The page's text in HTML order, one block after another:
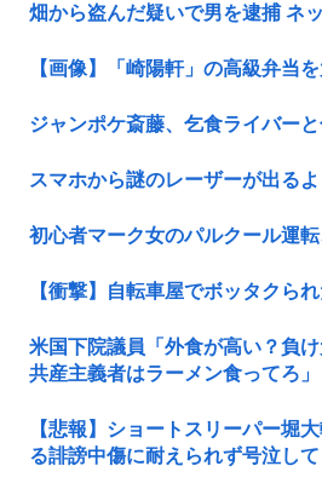
畑から盗んだ疑いで男を逮捕 ネ
【画像】「崎陽軒」の高級弁当
ジャンポケ斎藤、乞食ライバー
スマホから謎のレーザーが出る
初心者マーク女のパルクール運
【衝撃】自転車屋でボッタクら
米国下院議員「外食が高い？負
共産主義者はラーメン食ってろ
【悲報】ショートスリーパー堀
る誹謗中傷に耐えられず号泣して